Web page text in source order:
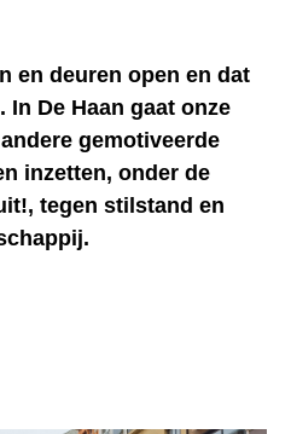
en deuren open en dat
In De Haan gaat onze
gemotiveerde
inzetten, onder de
tegen stilstand en